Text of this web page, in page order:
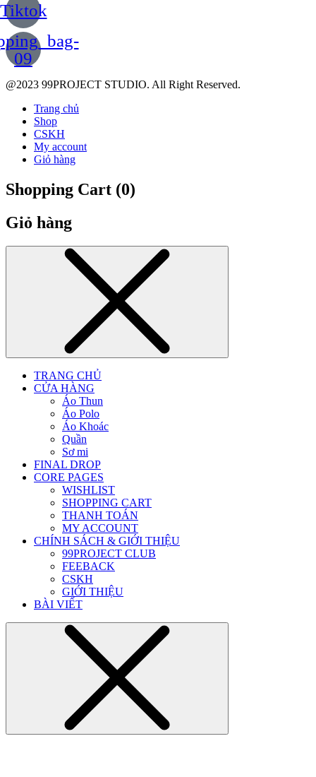
Tiktok
09
@2023 99PROJECT STUDIO. All Right Reserved.
Trang chủ
Shop
CSKH
My account
Giỏ hàng
Shopping Cart (0)
Giỏ hàng
TRANG CHỦ
CỬA HÀNG
Áo Thun
Áo Polo
Áo Khoác
Quần
Sơ mi
FINAL DROP
CORE PAGES
WISHLIST
SHOPPING CART
THANH TOÁN
MY ACCOUNT
CHÍNH SÁCH & GIỚI THIỆU
99PROJECT CLUB
FEEBACK
CSKH
GIỚI THIỆU
BÀI VIẾT